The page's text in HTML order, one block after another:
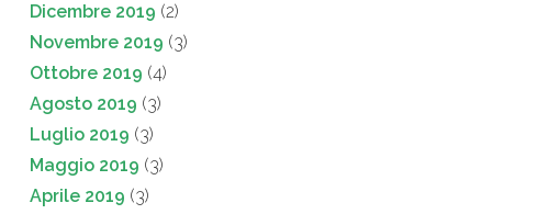
Dicembre 2019 (2)
Novembre 2019 (3)
Ottobre 2019 (4)
Agosto 2019 (3)
Luglio 2019 (3)
Maggio 2019 (3)
Aprile 2019 (3)